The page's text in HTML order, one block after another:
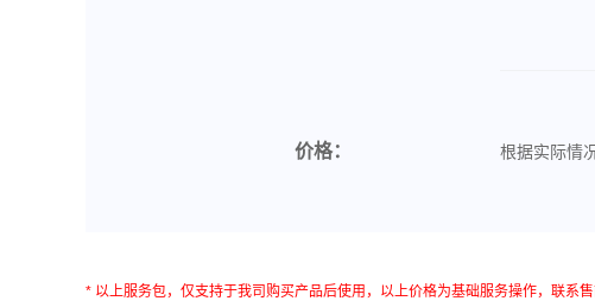
价格： 根据实际情
* 以上服务包，仅支持于我司购买产品后使用，以上价格为基础服务操作，联系